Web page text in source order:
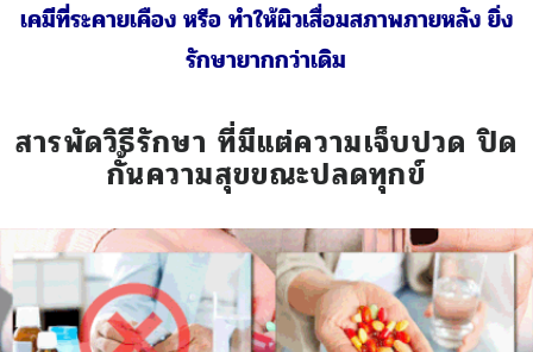
ของติ่งริดสีดวง จะเกิดเป็นใหม่ได้อีก และอาจทำให้เนื้อ
ตาย แต่ไม่ยุบหายไป
สารพัดวิธีรักษา ที่มีแต่ความเจ็บปวด ปิด
กั้นความสุขขณะปลดทุกข์